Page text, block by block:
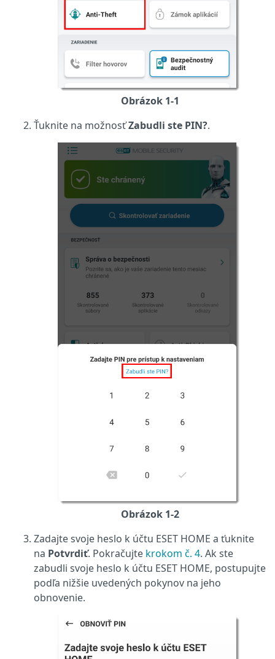
Obrázok 1-1
Ťuknite na možnosťZabudli ste PIN?.
Obrázok 1-2
Zadajte svoje heslo k účtu ESET HOME a ťuknite
na Potvrdiť. Pokračujte krokom č. 4. Ak ste
zabudli svoje heslo k účtu ESET HOME, postupujte
podľa nižšie uvedených pokynov na jeho
obnovenie.